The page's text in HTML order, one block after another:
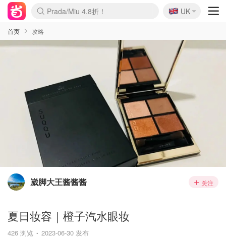
Prada/Miu 4.8折！
🇬🇧
UK
首页 攻略
崴脚大王酱酱酱 关注
夏日妆容｜橙子汽水眼妆
426 浏览 2023-06-30 发布